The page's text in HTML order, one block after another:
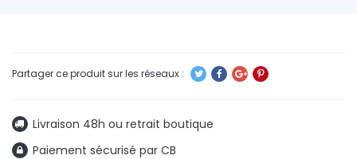
Livraison 48h ou retrait boutique
Paiement sécurisé par CB